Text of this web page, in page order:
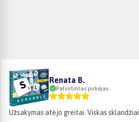
Renata B.
Patvirtintas pirkėjas
Užsakymas atėjo greitai. Viskas sklandžiai.